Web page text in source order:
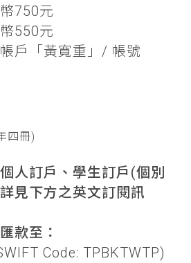
750元
550元
帳戶「黃寬重」/ 帳號
四冊)
人訂戶、學生訂戶(個別
見下方之英文訂閱訊
款至：
Code: TPBKTWTP)